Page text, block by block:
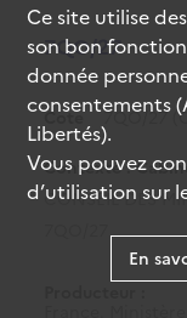
7QO/27
Cote 7QO/27
Contexte :
CONSEIL DES
Ce site utilise
son bon
donnée
consentements
Libertés).
Vous pouvez
d’utilisation sur
En